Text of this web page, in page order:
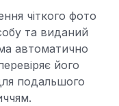
чіткого фото
та виданий
автоматично
його
подальшого